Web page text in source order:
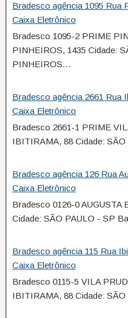
Bradesco agência 1095 Rua
Caixa Eletrônico
Bradesco 1095-2 PRIME
PINHEIROS, 1435 Cidade:
PINHEIROS…
Bradesco agência 2661 Rua
Caixa Eletrônico
Bradesco 2661-1 PRIME
IBITIRAMA, 88 Cidade:
Bradesco agência 126 Rua
Caixa Eletrônico
Bradesco 0126-0 AUGUSTA
Cidade: SÃO PAULO - SP
Bradesco agência 115 Rua
Caixa Eletrônico
Bradesco 0115-5 VILA
IBITIRAMA, 88 Cidade: